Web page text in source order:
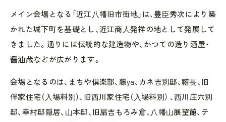
メイン会場となる「近江⼋幡旧市街地」は、豊⾂秀次により築
かれた城下町を基礎とし、近江商⼈発祥の地として発展して
きました。通りには伝統的な建造物や、かつての造り酒屋・
醤油蔵などが広がります。
会場となるのは、まちや倶楽部、藤ya、カネ吉別邸、禧⻑、旧
伴家住宅（⼊場料別）、旧⻄川家住宅（⼊場料別） 、⻄川庄六別
邸、幸村邸隠居、⼭本邸、旧扇吉もろみ倉、⼋幡⼭展望館、テ